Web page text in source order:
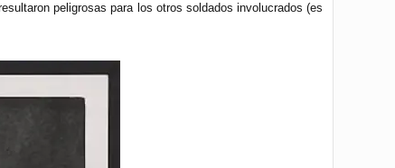
peligrosas para los otros soldados involucrados (es